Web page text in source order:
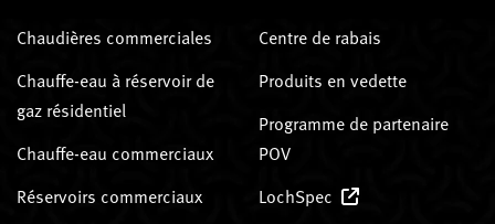
Chaudières commerciales
Chauffe-eau à réservoir de
gaz résidentiel
Chauffe-eau commerciaux
Réservoirs commerciaux
Centre de rabais
Produits en vedette
Programme de partenaire
POV
LochSpec